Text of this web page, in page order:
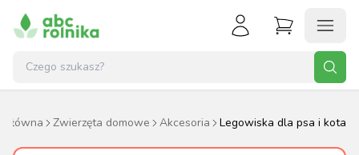
główna Zwierzęta domowe Akcesoria Legowiska dla psa i kota